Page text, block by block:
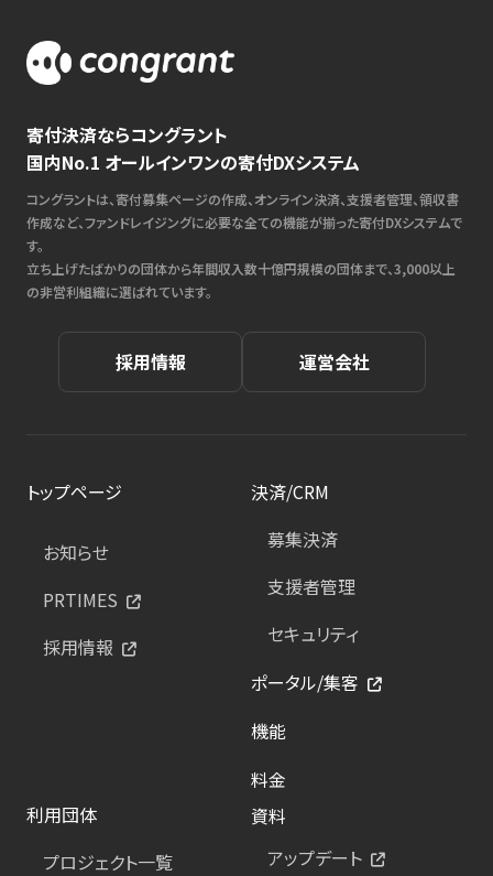
寄付決済ならコングラント
国内No.1 オールインワンの寄付DXシステム
コングラントは、寄付募集ページの作成、オンライン決済、支援者管理、領収書
作成など、ファンドレイジングに必要な全ての機能が揃った寄付DXシステムで
す。
立ち上げたばかりの団体から年間収入数十億円規模の団体まで、3,000以上
の非営利組織に選ばれています。
採用情報 運営会社
トップページ
お知らせ
PRTIMES
採用情報
決済/CRM
募集決済
支援者管理
セキュリティ
ポータル/集客
機能
料金
利用団体
プロジェクト一覧
資料
アップデート